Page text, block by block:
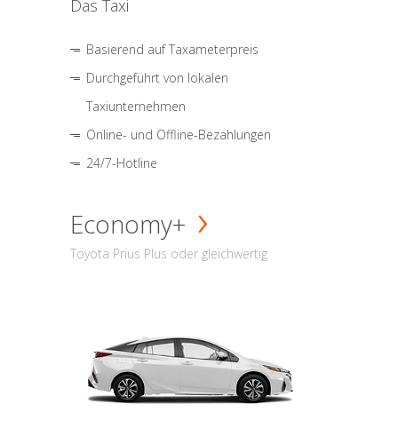
Das Taxi
Basierend auf Taxameterpreis
Durchgeführt von lokalen
Taxiunternehmen
Online- und Offline-Bezahlungen
24/7-Hotline
Economy+
Toyota Prius Plus oder gleichwertig